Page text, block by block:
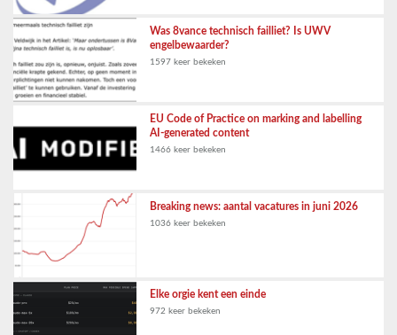
Was 8vance technisch failliet? Is UWV
engelbewaarder?
1597 keer bekeken
EU Code of Practice on marking and labelling
AI-generated content
1466 keer bekeken
Breaking news: aantal vacatures in juni 2026
1036 keer bekeken
Elke orgie kent een einde
972 keer bekeken